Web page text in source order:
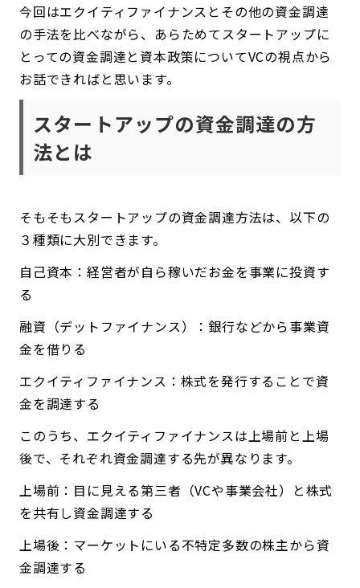
今回はエクイティファイナンスとその他の資金調達
の手法を比べながら、あらためてスタートアップに
とっての資金調達と資本政策についてVCの視点から
お話できればと思います。
スタートアップの資金調達の方
法とは
そもそもスタートアップの資金調達方法は、以下の
３種類に大別できます。
自己資本：経営者が自ら稼いだお金を事業に投資す
る
融資（デットファイナンス）：銀行などから事業資
金を借りる
エクイティファイナンス：株式を発行することで資
金を調達する
このうち、エクイティファイナンスは上場前と上場
後で、それぞれ資金調達する先が異なります。
上場前：目に見える第三者（VCや事業会社）と株式
を共有し資金調達する
上場後：マーケットにいる不特定多数の株主から資
金調達する